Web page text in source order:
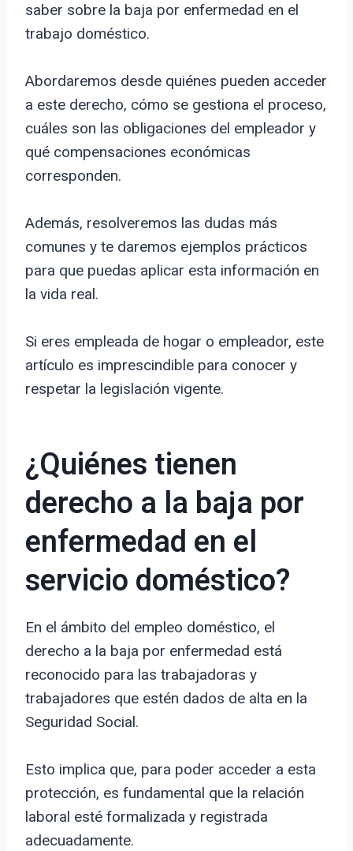
saber sobre la baja por enfermedad en el
trabajo doméstico.
Abordaremos desde quiénes pueden acceder
a este derecho, cómo se gestiona el proceso,
cuáles son las obligaciones del empleador y
qué compensaciones económicas
corresponden.
Además, resolveremos las dudas más
comunes y te daremos ejemplos prácticos
para que puedas aplicar esta información en
la vida real.
Si eres empleada de hogar o empleador, este
artículo es imprescindible para conocer y
respetar la legislación vigente.
¿Quiénes tienen
derecho a la baja por
enfermedad en el
servicio doméstico?
En el ámbito del empleo doméstico, el
derecho a la baja por enfermedad está
reconocido para las trabajadoras y
trabajadores que estén dados de alta en la
Seguridad Social.
Esto implica que, para poder acceder a esta
protección, es fundamental que la relación
laboral esté formalizada y registrada
adecuadamente.